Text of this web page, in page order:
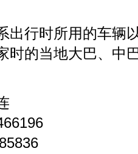
行时所用的车辆
时的当地大巴、中